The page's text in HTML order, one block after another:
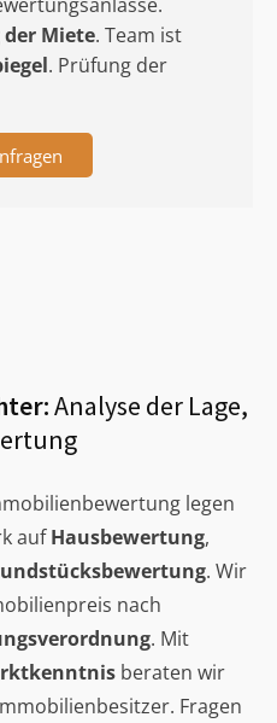
der Miete. Team ist
. Prüfung der
Analyse der Lage,
legen
aufHausbewertung,
. Wir
nach
. Mit
beraten wir
Fragen